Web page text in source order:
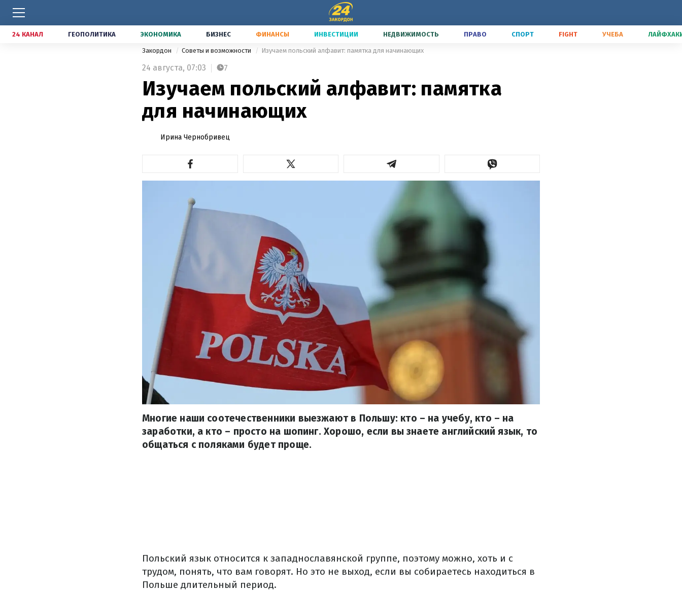
24 КАНАЛ ГЕОПОЛИТИКА ЭКОНОМИКА БИЗНЕС ФИНАНСЫ ИНВЕСТИЦИИ НЕДВИЖИМОСТЬ ПРАВО СПОРТ FIGHT УЧЕБА
Закордон Советы и возможности Изучаем польский алфавит: памятка для начинающих
24 августа, 07:03 7
Изучаем польский алфавит: памятка
для начинающих
Ирина Чернобривец
Многие наши соотечественники выезжают в Польшу: кто – на учебу, кто – на
заработки, а кто – просто на шопинг. Хорошо, если вы знаете английский язык, то
общаться с поляками будет проще.
Польский язык относится к западнославянской группе, поэтому можно, хоть и с
трудом, понять, что вам говорят. Но это не выход, если вы собираетесь находиться в
Польше длительный период.